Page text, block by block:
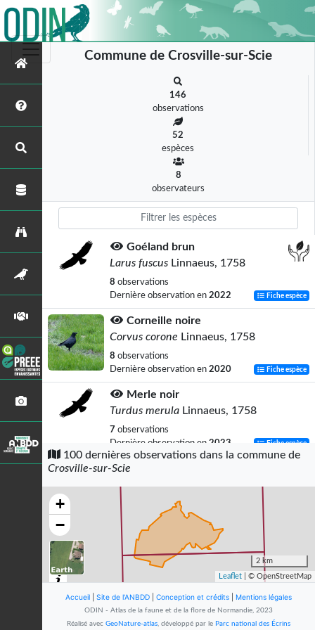
Commune de Crosville-sur-Scie
146
observations
52
espèces
8
observateurs
Goéland brun
Larus fuscus Linnaeus, 1758
8 observations
Dernière observation en 2022 Fiche espèce
Corneille noire
Corvus corone Linnaeus, 1758
8 observations
Dernière observation en 2020 Fiche espèce
Merle noir
Turdus merula Linnaeus, 1758
7 observations
Dernière observation en 2023 Fiche espèce
Pigeon ramier
Columba palumbusLinnaeus, 1758
Dernière observation en
Pie bavarde
Pica pica(Linnaeus, 1758)
observations
Pinson des arbres
100 dernières observations dans la commune de
Crosville-sur-Scie
+
−
2 km
Leaflet | © OpenStreetMap
Accueil Site de l'ANBDD Conception et crédits Mentions légales
ODIN - Atlas de la faune et de la flore de Normandie, 2023
Réalisé avec GeoNature-atlas, développé par le Parc national des Écrins